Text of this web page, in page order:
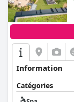
Information
Catégories